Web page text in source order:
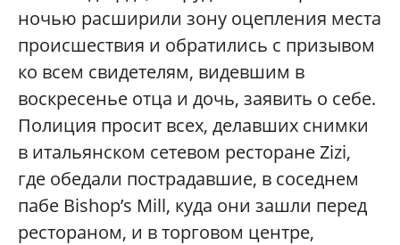
ночью расширили зону оцепления места
происшествия и обратились с призывом
ко всем свидетелям, видевшим в
воскресенье отца и дочь, заявить о себе.
Полиция просит всех, делавших снимки
в итальянском сетевом ресторане Zizi,
где обедали пострадавшие, в соседнем
пабе Bishop’s Mill, куда они зашли перед
рестораном, и в торговом центре,